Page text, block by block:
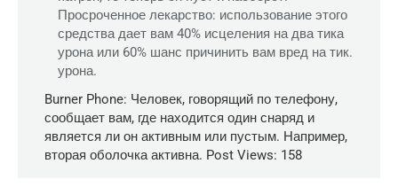
Просроченное лекарство: использование этого
средства дает вам 40% исцеления на два тика
урона или 60% шанс причинить вам вред на тик.
урона.
Burner Phone: Человек, говорящий по телефону,
сообщает вам, где находится один снаряд и
является ли он активным или пустым. Например,
вторая оболочка активна. Post Views: 158